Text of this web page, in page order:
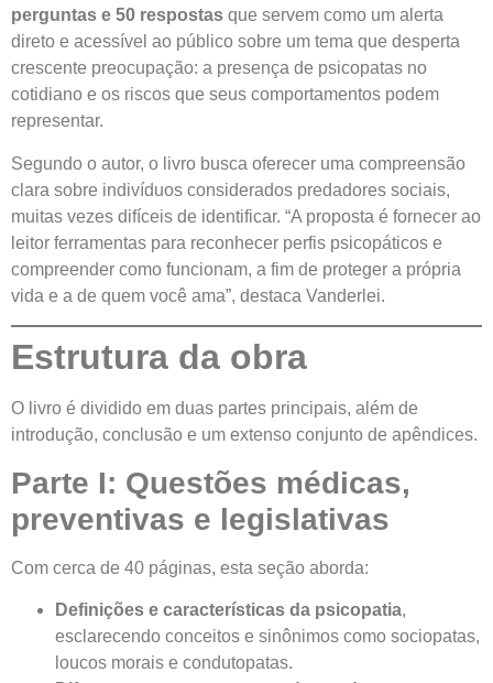
perguntas e 50 respostas que servem como um alerta
direto e acessível ao público sobre um tema que desperta
crescente preocupação: a presença de psicopatas no
cotidiano e os riscos que seus comportamentos podem
representar.
Segundo o autor, o livro busca oferecer uma compreensão
clara sobre indivíduos considerados predadores sociais,
muitas vezes difíceis de identificar. “A proposta é fornecer ao
leitor ferramentas para reconhecer perfis psicopáticos e
compreender como funcionam, a fim de proteger a própria
vida e a de quem você ama”, destaca Vanderlei.
Estrutura da obra
O livro é dividido em duas partes principais, além de
introdução, conclusão e um extenso conjunto de apêndices.
Parte I: Questões médicas,
preventivas e legislativas
Com cerca de 40 páginas, esta seção aborda:
Definições e características da psicopatia,
esclarecendo conceitos e sinônimos como sociopatas,
loucos morais e condutopatas.